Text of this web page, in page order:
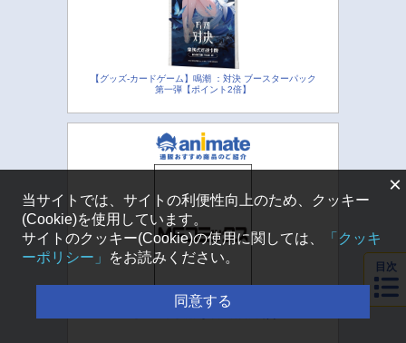
【グッズ-カードゲーム】鳴潮 ：対決 ブースターパック
第一弾【ポイント2倍】
目次
×
当サイトでは、サイトの利便性向上のため、クッキー
(Cookie)を使用しています。
サイトのクッキー(Cookie)の使用に関しては、
「クッキ
ーポリシー」
をお読みください。
同意する